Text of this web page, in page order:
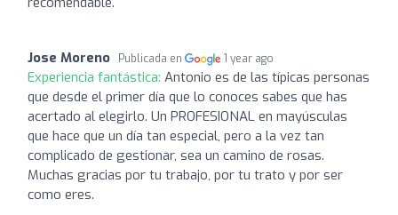
Jose Moreno Publicada en 1 year ago
Experiencia fantástica: Antonio es de las típicas personas
que desde el primer día que lo conoces sabes que has
acertado al elegirlo. Un PROFESIONAL en mayúsculas
que hace que un día tan especial, pero a la vez tan
complicado de gestionar, sea un camino de rosas.
Muchas gracias por tu trabajo, por tu trato y por ser
como eres.